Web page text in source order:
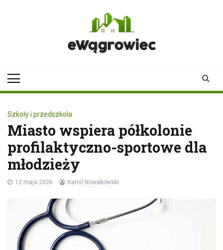
Szkoły i przedszkola
Miasto wspiera półkolonie
profilaktyczno-sportowe dla
młodzieży
12 maja 2026 Kamil Nowakowski